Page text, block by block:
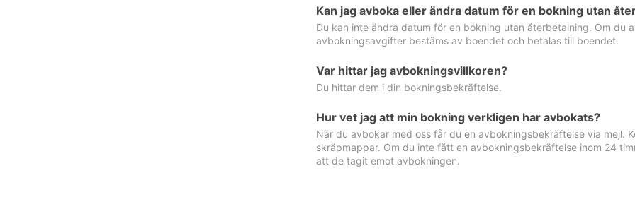
Kan jag avboka eller ändra datum för en bokning utan
Du kan inte ändra datum för en bokning utan återbetalning. Om du
avbokningsavgifter bestäms av boendet och betalas till boendet.
Var hittar jag avbokningsvillkoren?
Du hittar dem i din bokningsbekräftelse.
Hur vet jag att min bokning verkligen har avbokats?
När du avbokar med oss får du en avbokningsbekräftelse via mejl.
skräpmappar. Om du inte fått en avbokningsbekräftelse inom 24
att de tagit emot avbokningen.